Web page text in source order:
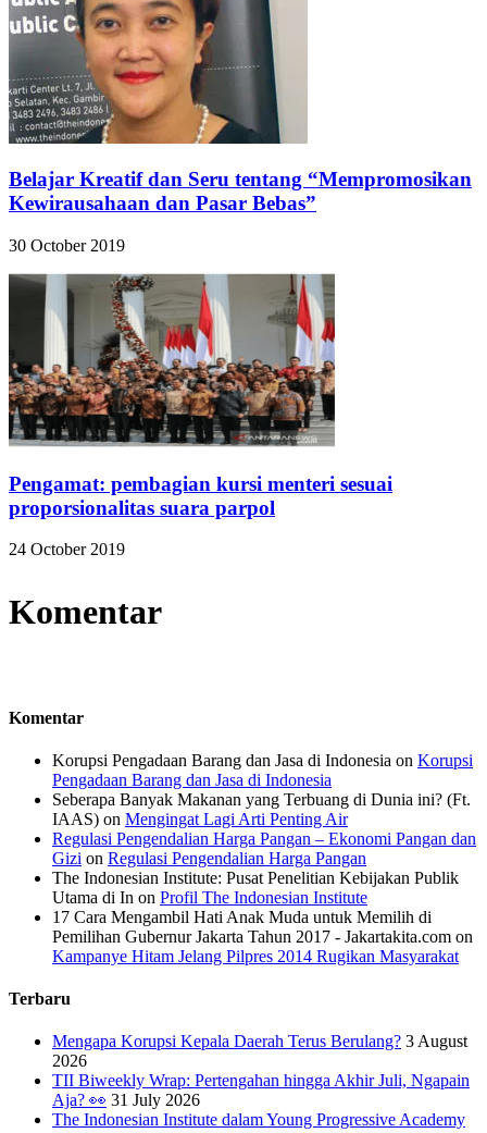
Belajar Kreatif dan Seru tentang “Mempromosikan
Kewirausahaan dan Pasar Bebas”
30 October 2019
Pengamat: pembagian kursi menteri sesuai
proporsionalitas suara parpol
24 October 2019
Komentar
Komentar
Korupsi Pengadaan Barang dan Jasa di Indonesia on Korupsi
Pengadaan Barang dan Jasa di Indonesia
Seberapa Banyak Makanan yang Terbuang di Dunia ini? (Ft.
IAAS) on Mengingat Lagi Arti Penting Air
Regulasi Pengendalian Harga Pangan – Ekonomi Pangan dan
Gizi on Regulasi Pengendalian Harga Pangan
The Indonesian Institute: Pusat Penelitian Kebijakan Publik
Utama di In on Profil The Indonesian Institute
17 Cara Mengambil Hati Anak Muda untuk Memilih di
Pemilihan Gubernur Jakarta Tahun 2017 - Jakartakita.com on
Kampanye Hitam Jelang Pilpres 2014 Rugikan Masyarakat
Terbaru
Mengapa Korupsi Kepala Daerah Terus Berulang? 3 August
2026
TII Biweekly Wrap: Pertengahan hingga Akhir Juli, Ngapain
Aja? 👀 31 July 2026
The Indonesian Institute dalam Young Progressive Academy